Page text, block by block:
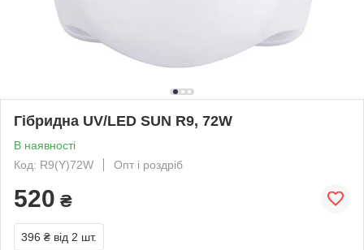
Гібридна UV/LED SUN R9, 72W
В наявності
Код: R9(Y)72W
Опт і роздріб
520 ₴
396 ₴ від 2 шт.